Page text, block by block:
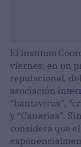
El Instituto
viernes, en un
reputacional,
asociación
“hantavirus”,
y “Canarias”.
considera que